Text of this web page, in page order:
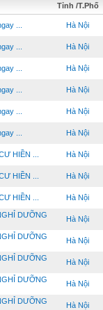
Tỉnh /T.Phố
... Hà Nội
... Hà Nội
... Hà Nội
... Hà Nội
... Hà Nội
... Hà Nội
HIỀN ... Hà Nội
HIỀN ... Hà Nội
HIỀN ... Hà Nội
DƯỠNG
Hà Nội
DƯỠNG
Hà Nội
DƯỠNG
Hà Nội
DƯỠNG
Hà Nội
DƯỠNG
Hà Nội